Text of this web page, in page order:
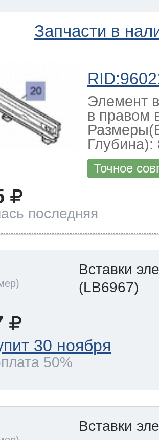
Запчасти в
Элемент
в правом
Глубина):
Точное
последняя
Вставки
(LB6967)
30 ноября
50%
Вставки